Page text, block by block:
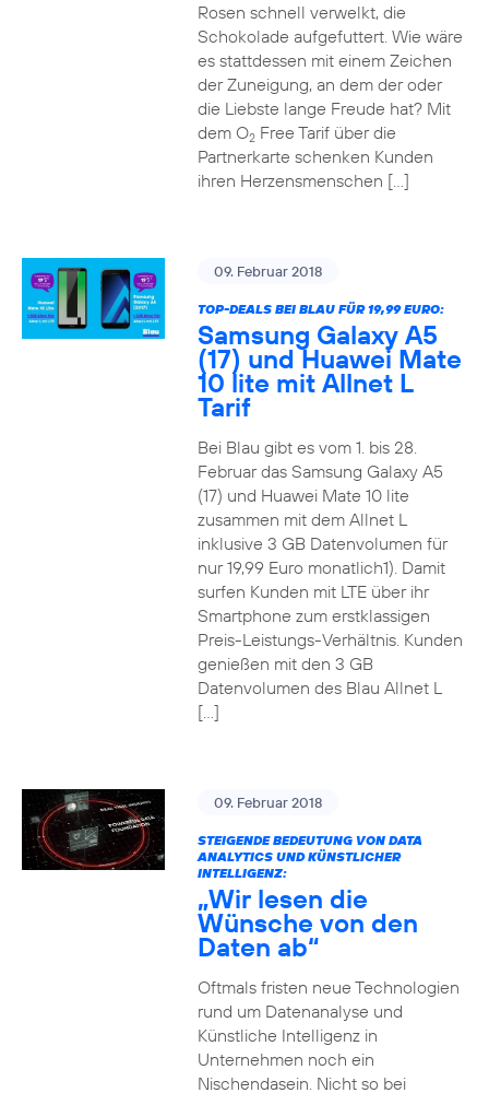
Rosen schnell verwelkt, die
Schokolade aufgefuttert. Wie wäre
es stattdessen mit einem Zeichen
der Zuneigung, an dem der oder
die Liebste lange Freude hat? Mit
dem O2Free Tarif über die
Partnerkarte schenken Kunden
ihren Herzensmenschen […]
09. Februar 2018
TOP-DEALS BEI BLAU FÜR 19,99 EURO:
Samsung Galaxy A5
(17) und Huawei Mate
10 lite mit Allnet L
Tarif
Bei Blau gibt es vom 1. bis 28.
Februar das Samsung Galaxy A5
(17) und Huawei Mate 10 lite
zusammen mit dem Allnet L
inklusive 3 GB Datenvolumen für
nur 19,99 Euro monatlich1). Damit
surfen Kunden mit LTE über ihr
Smartphone zum erstklassigen
Preis-Leistungs-Verhältnis. Kunden
genießen mit den 3 GB
Datenvolumen des Blau Allnet L
[…]
09. Februar 2018
STEIGENDE BEDEUTUNG VON DATA
ANALYTICS UND KÜNSTLICHER
INTELLIGENZ:
„Wir lesen die
Wünsche von den
Daten ab“
Oftmals fristen neue Technologien
rund um Datenanalyse und
Künstliche Intelligenz in
Unternehmen noch ein
Nischendasein. Nicht so bei